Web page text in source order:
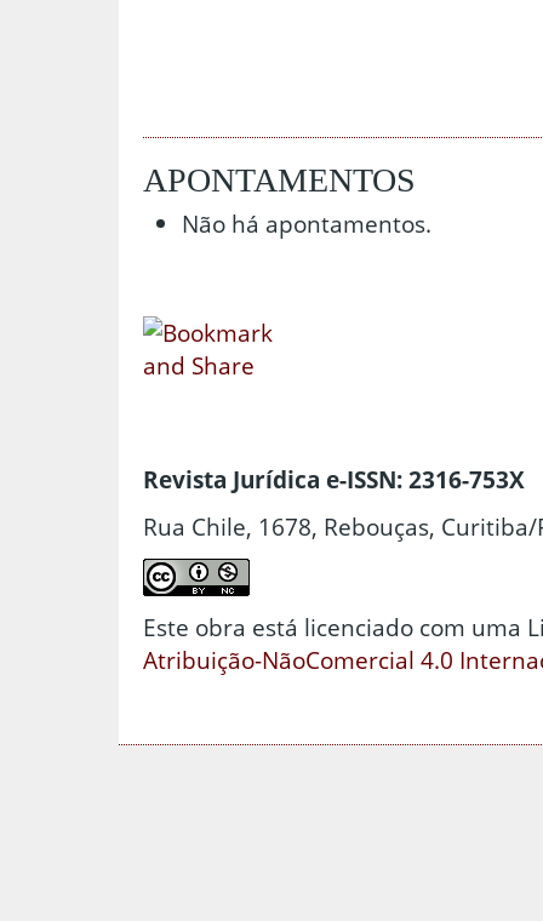
APONTAMENTOS
Não há apontamentos.
Revista Jurídica e-ISSN: 2316-753X
Rua Chile, 1678, Rebouças, Curitiba/
Este obra está licenciado com uma
Atribuição-NãoComercial 4.0